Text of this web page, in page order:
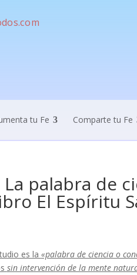
tu Fe Comparte tu Fe
palabra de
El Espíritu
es la «palabra de ciencia o
sin intervención de la mente